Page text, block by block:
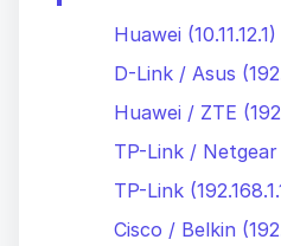
Huawei (10.11.12.1)
D-Link / Asus
Huawei / ZTE
TP-Link / Netgear
TP-Link
Cisco / Belkin